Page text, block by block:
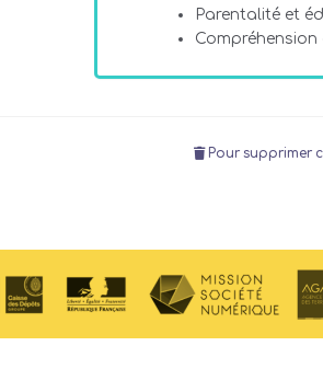
Parentalité et
Pour supprimer